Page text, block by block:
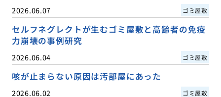
2026.06.07 ゴミ屋敷
セルフネグレクトが生むゴミ屋敷と高齢者の免疫
力崩壊の事例研究
2026.06.04 ゴミ屋敷
咳が止まらない原因は汚部屋にあった
2026.06.02 ゴミ屋敷